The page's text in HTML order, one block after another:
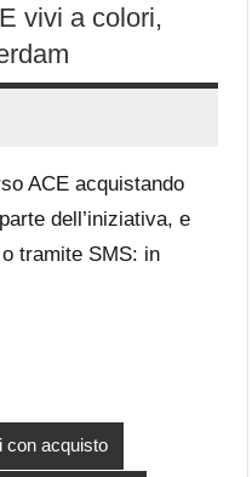
vivi a colori,
ACE acquistando
dell’iniziativa, e
tramite SMS: in
con acquisto